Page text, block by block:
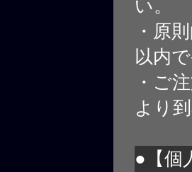
い。
・原
以内
・ご
より
●【個